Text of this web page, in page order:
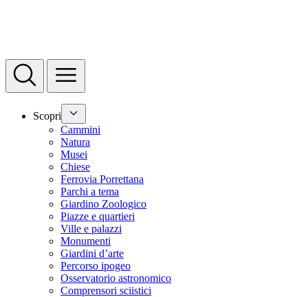
Scopri
Cammini
Natura
Musei
Chiese
Ferrovia Porrettana
Parchi a tema
Giardino Zoologico
Piazze e quartieri
Ville e palazzi
Monumenti
Giardini d’arte
Percorso ipogeo
Osservatorio astronomico
Comprensori sciistici